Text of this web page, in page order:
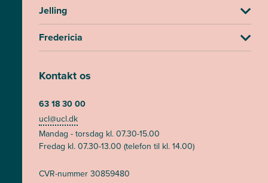
Jelling
Fredericia
Kontakt os
63 18 30 00
ucl@ucl.dk
Mandag - torsdag kl. 07.30-15.00
Fredag kl. 07.30-13.00 (telefon til kl. 14.00)
CVR-nummer 30859480